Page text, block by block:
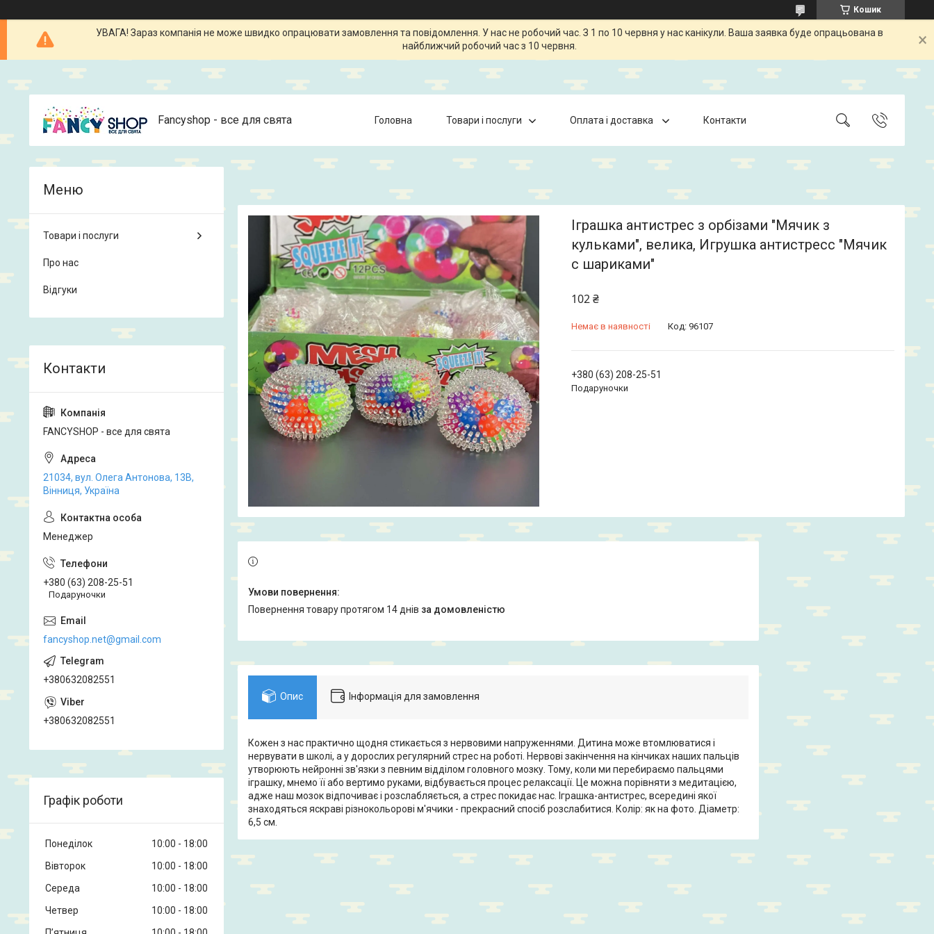
Кошик
УВАГА! Зараз компанія не може швидко опрацювати замовлення та повідомлення. У нас не робочий час. З 1 по 10 червня у нас канікули. Ваша заявка буде опрацьована в
найближчий робочий час з 10 червня.
Fancyshop - все для свята Головна Товари і послуги Оплата і доставка Контакти
Іграшка антистрес з орбізами "Мячик з
кульками", велика, Игрушка антистресс "Мячик
с шариками"
102 ₴
Немає в наявності Код: 96107
+380 (63) 208-25-51
Подаруночки
повернення товару протягом 14 днів за домовленістю
Опис Інформація для замовлення
Кожен з нас практично щодня стикається з нервовими напруженнями. Дитина може втомлюватися і
нервувати в школі, а у дорослих регулярний стрес на роботі. Нервові закінчення на кінчиках наших пальців
утворюють нейронні зв'язки з певним відділом головного мозку. Тому, коли ми перебираємо пальцями
іграшку, мнемо її або вертимо руками, відбувається процес релаксації. Це можна порівняти з медитацією,
адже наш мозок відпочиває і розслабляється, а стрес покидає нас. Іграшка-антистрес, всередині якої
знаходяться яскраві різнокольорові м'ячики - прекрасний спосіб розслабитися. Колір: як на фото. Діаметр:
6,5 см.
Товари і послуги
Про нас
Відгуки
FANCYSHOP - все для свята
21034, вул. Олега Антонова, 13В,
Вінниця, Україна
Менеджер
+380 (63) 208-25-51
Подаруночки
fancyshop.net@gmail.com
+380632082551
+380632082551
Графік роботи
Понеділок 10:00
18:00
Вівторок
10:00
18:00
Середа
10:00
18:00
Четвер
10:00
18:00